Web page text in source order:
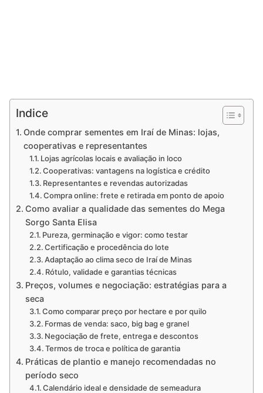
Indice
Onde comprar sementes em Iraí de Minas: lojas,
cooperativas e representantes
Lojas agrícolas locais e avaliação in loco
Cooperativas: vantagens na logística e crédito
Representantes e revendas autorizadas
Compra online: frete e retirada em ponto de apoio
Como avaliar a qualidade das sementes do Mega
Sorgo Santa Elisa
Pureza, germinação e vigor: como testar
Certificação e procedência do lote
Adaptação ao clima seco de Iraí de Minas
Rótulo, validade e garantias técnicas
Preços, volumes e negociação: estratégias para a
seca
Como comparar preço por hectare e por quilo
Formas de venda: saco, big bag e granel
Negociação de frete, entrega e descontos
Termos de troca e política de garantia
Práticas de plantio e manejo recomendadas no
período seco
Calendário ideal e densidade de semeadura